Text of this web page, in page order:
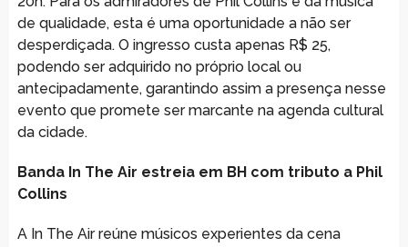
de qualidade, esta é uma oportunidade a não ser
desperdiçada. O ingresso custa apenas R$ 25,
podendo ser adquirido no próprio local ou
antecipadamente, garantindo assim a presença nesse
evento que promete ser marcante na agenda cultural
da cidade.
Banda In The Air estreia em BH com tributo a Phil
Collins
A In The Air reúne músicos experientes da cena